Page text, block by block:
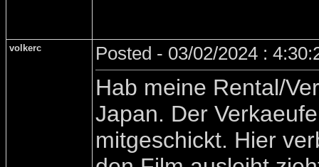
volkerc Posted - 03/02/2024 :
Hab meine Rental/
Japan. Der
mitgeschickt. Hier